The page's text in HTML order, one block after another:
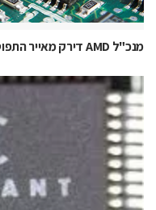
מנכ"ל AMD דירק מאייר התפוטר